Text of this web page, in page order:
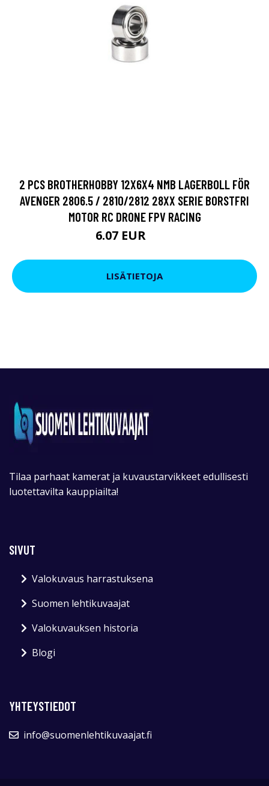
2 PCS BROTHERHOBBY 12X6X4 NMB LAGERBOLL FÖR
AVENGER 2806.5 / 2810/2812 28XX SERIE BORSTFRI
MOTOR RC DRONE FPV RACING
6.07 EUR
LISÄTIETOJA
Tilaa parhaat kamerat ja kuvaustarvikkeet edullisesti
luotettavilta kauppiailta!
SIVUT
Valokuvaus harrastuksena
Suomen lehtikuvaajat
Valokuvauksen historia
Blogi
YHTEYSTIEDOT
info@suomenlehtikuvaajat.fi